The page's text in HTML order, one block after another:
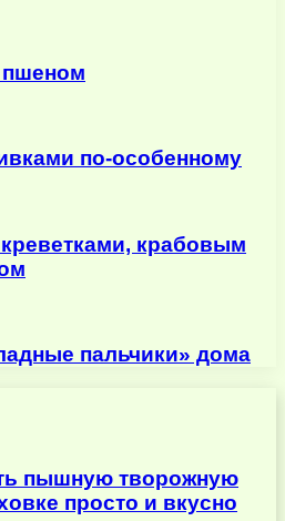
пшеном
по-особенному
крабовым
пальчики» дома
пышную творожную
просто и вкусно